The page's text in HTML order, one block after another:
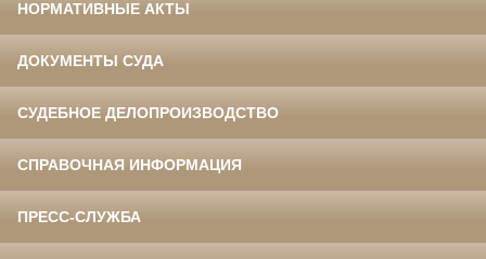
НОРМАТИВНЫЕ АКТЫ
ДОКУМЕНТЫ СУДА
СУДЕБНОЕ ДЕЛОПРОИЗВОДСТВО
СПРАВОЧНАЯ ИНФОРМАЦИЯ
ПРЕСС-СЛУЖБА